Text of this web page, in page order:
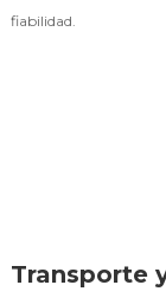
fiabilidad.
Transporte